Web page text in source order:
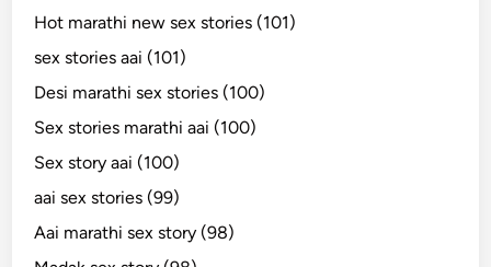
Hot marathi new sex stories (101)
sex stories aai (101)
Desi marathi sex stories (100)
Sex stories marathi aai (100)
Sex story aai (100)
aai sex stories (99)
Aai marathi sex story (98)